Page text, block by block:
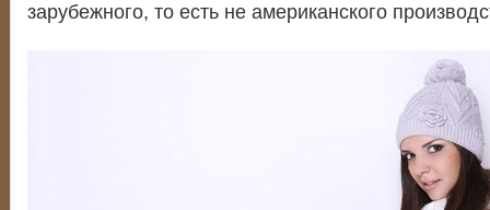
зарубежного, то есть не американского